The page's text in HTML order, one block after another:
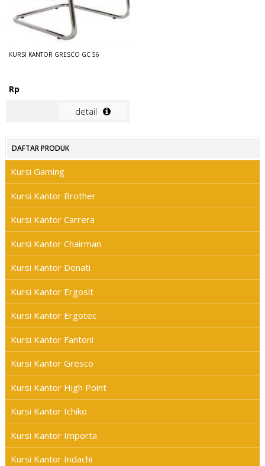
KURSI KANTOR GRESCO GC 56
Rp
detail
DAFTAR PRODUK
Kursi Gaming
Kursi Kantor Brother
Kursi Kantor Carrera
Kursi Kantor Chairman
Kursi Kantor Donati
Kursi Kantor Ergosit
Kursi Kantor Ergotec
Kursi Kantor Fantoni
Kursi Kantor Gresco
Kursi Kantor High Point
Kursi Kantor Ichiko
Kursi Kantor Importa
Kursi Kantor Indachi